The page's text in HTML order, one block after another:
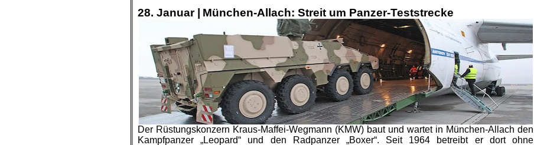
28. Januar | München-Allach: Streit um Panzer-Teststrecke
Der Rüstungskonzern Kraus-Maffei-Wegmann (KMW) baut und wartet in München-Allach den
Kampfpanzer „Leopard“ und den Radpanzer „Boxer“. Seit 1964 betreibt er dort ohne